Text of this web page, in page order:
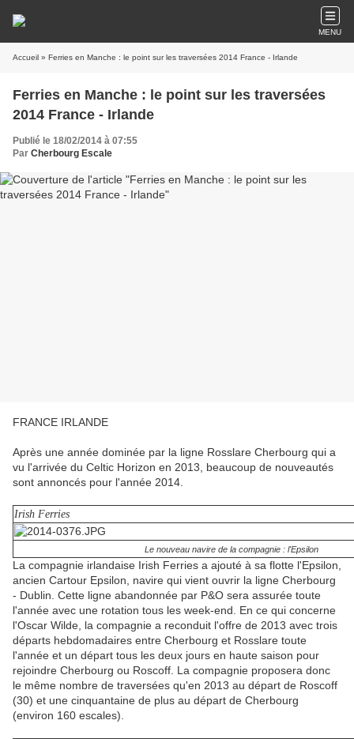
MENU
Accueil » Ferries en Manche : le point sur les traversées 2014 France - Irlande
Ferries en Manche : le point sur les traversées
2014 France - Irlande
Publié le 18/02/2014 à 07:55
Par Cherbourg Escale
FRANCE IRLANDE
Après une année dominée par la ligne Rosslare Cherbourg qui a
vu l'arrivée du Celtic Horizon en 2013, beaucoup de nouveautés
sont annoncés pour l'année 2014.
Irish Ferries
Le nouveau navire de la compagnie : l'Epsilon
La compagnie irlandaise Irish Ferries a ajouté à sa flotte l'Epsilon,
ancien Cartour Epsilon, navire qui vient ouvrir la ligne Cherbourg
- Dublin. Cette ligne abandonnée par P&O sera assurée toute
l'année avec une rotation tous les week-end. En ce qui concerne
l'Oscar Wilde, la compagnie a reconduit l'offre de 2013 avec trois
départs hebdomadaires entre Cherbourg et Rosslare toute
l'année et un départ tous les deux jours en haute saison pour
rejoindre Cherbourg ou Roscoff. La compagnie proposera donc
le même nombre de traversées qu'en 2013 au départ de Roscoff
(30) et une cinquantaine de plus au départ de Cherbourg
(environ 160 escales).